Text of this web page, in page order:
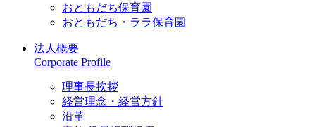
おともだち保育園
おともだち・ララ保育園
法人概要
Corporate Profile
理事長挨拶
経営理念・経営方針
沿革